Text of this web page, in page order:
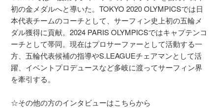
初の金メダルへと導いた。TOKYO 2020 OLYMPICSでは日
本代表チームのコーチとして、サーフィン史上初の五輪メ
ダル獲得に貢献。2024 PARIS OLYMPICSではキャプテンコ
ーチとして帯同。現在はプロサーファーとして活動する一
方、五輪代表候補の指導やS.LEAGUEチェアマンとして活
躍、イベントプロデュースなど多岐に渡ってサーフィン界
を牽引する。
☆その他の方のインタビューはこちらから